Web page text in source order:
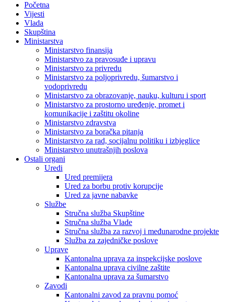
Početna
Vijesti
Vlada
Skupština
Ministarstva
Ministarstvo finansija
Ministarstvo za pravosuđe i upravu
Ministarstvo za privredu
Ministarstvo za poljoprivredu, šumarstvo i
vodoprivredu
Ministarstvo za obrazovanje, nauku, kulturu i sport
Ministarstvo za prostorno uređenje, promet i
komunikacije i zaštitu okoline
Ministarstvo zdravstva
Ministarstvo za boračka pitanja
Ministarstvo za rad, socijalnu politiku i izbjeglice
Ministarstvo unutrašnjih poslova
Ostali organi
Uredi
Ured premijera
Ured za borbu protiv korupcije
Ured za javne nabavke
Službe
Stručna služba Skupštine
Stručna služba Vlade
Stručna služba za razvoj i međunarodne projekte
Služba za zajedničke poslove
Uprave
Kantonalna uprava za inspekcijske poslove
Kantonalna uprava civilne zaštite
Kantonalna uprava za šumarstvo
Zavodi
Kantonalni zavod za pravnu pomoć